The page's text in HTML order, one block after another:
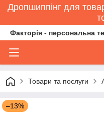
Дропшиппінг для
Факторія - персональна
Товари та послуги
–13%